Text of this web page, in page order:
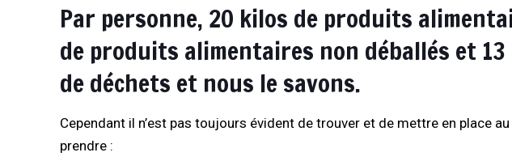
Par personne, 20 kilos de produits
de produits alimentaires non déballés et
de déchets et nous le savons.
Cependant il n’est pas toujours évident de trouver et de mettre en place
prendre :